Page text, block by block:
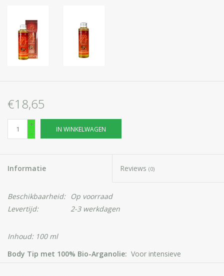
€18,65
+
-
IN WINKELWAGEN
Informatie Reviews (0)
Beschikbaarheid:
Op voorraad
Levertijd:
2-3 werkdagen
Inhoud: 100 ml
Body Tip met 100% Bio-Arganolie: Voor intensieve